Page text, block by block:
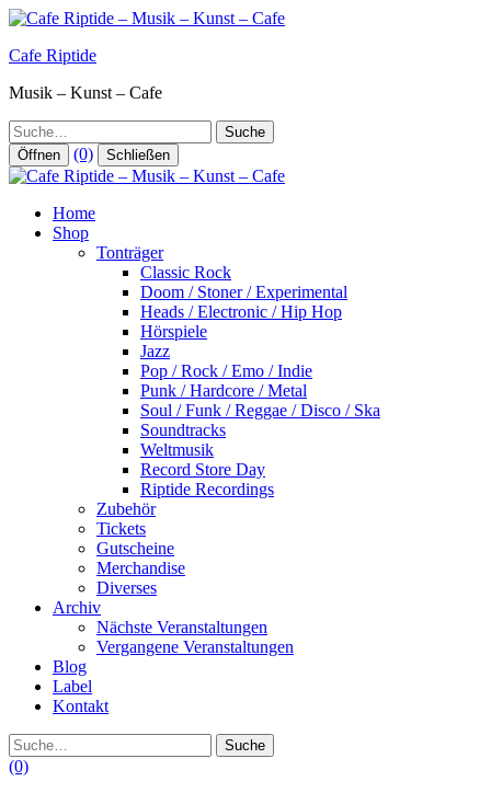
Zum
springen
Cafe Riptide
Musik – Kunst – Cafe
Suche
Öffnen (0) Schließen
Home
Shop
Tonträger
Classic Rock
Doom / Stoner / Experimental
Heads / Electronic / Hip Hop
Hörspiele
Jazz
Pop / Rock / Emo / Indie
Punk / Hardcore / Metal
Soul / Funk / Reggae / Disco / Ska
Soundtracks
Weltmusik
Record Store Day
Riptide Recordings
Zubehör
Tickets
Gutscheine
Merchandise
Diverses
Archiv
Nächste Veranstaltungen
Vergangene Veranstaltungen
Blog
Label
Kontakt
Suche
(0)